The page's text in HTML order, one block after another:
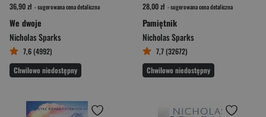
36,90 zł - sugerowana cena detaliczna
We dwoje
Nicholas Sparks
7,6 (4992)
Chwilowo niedostępny
28,00 zł - sugerowana cena detaliczna
Pamiętnik
Nicholas Sparks
7,7 (32672)
Chwilowo niedostępny